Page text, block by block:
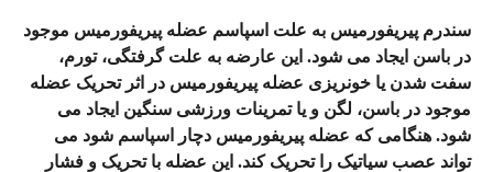
سندرم پیریفورمیس به علت اسپاسم عضله پیریفورمیسموجود
در باسن ایجاد می‌ شود. این عارضه به علت گرفتگی، تورم،
سفت شدن یا خونریزی عضله پیریفورمیس در اثر تحریک عضله
موجود در باسن، لگن و یا تمرینات ورزشی سنگین ایجاد می‌
شود.هنگامی که عضله پیریفورمیس دچار اسپاسم شود می‌
تواند عصب سیاتیک را تحریک کند.این عضله با تحریک و فشار